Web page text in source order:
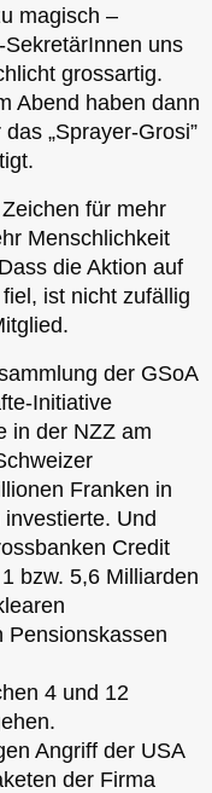
magisch –
uns
grossartig.
Abend haben dann
„Sprayer-Grosi”
für mehr
Menschlichkeit
die Aktion auf
ist nicht zufällig
der GSoA
Initiative
in der NZZ am
Franken in
Und
Credit
bzw. 5,6 Milliarden
Pensionskassen
4 und 12
Angriff der USA
der Firma